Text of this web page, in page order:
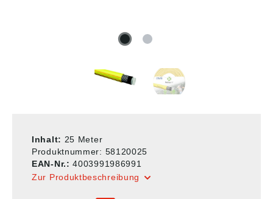
Inhalt: 25 Meter
Produktnummer: 58120025
EAN-Nr.:4003991986991
Zur Produktbeschreibung